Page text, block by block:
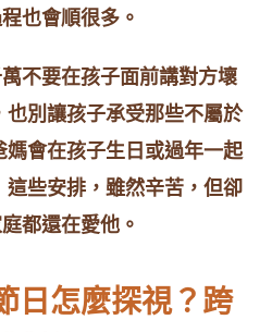
也會順很多。
不要在孩子面前講對方壞
別讓孩子承受那些不屬於
會在孩子生日或過年一起
些安排，雖然辛苦，但卻
都還在愛他。
日怎麼探視？跨